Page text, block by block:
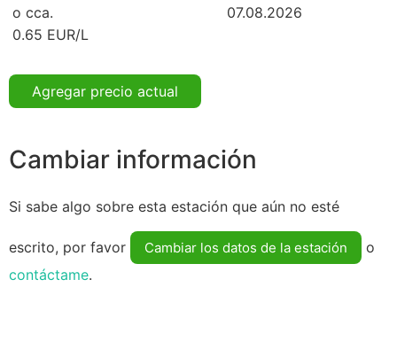
o cca.
0.65 EUR/L
07.08.2026
Agregar precio actual
Cambiar información
Si sabe algo sobre esta estación que aún no esté
escrito, por favor Cambiar los datos de la estación
o
contáctame.